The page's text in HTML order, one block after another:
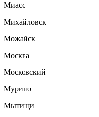
Миасс
Михайловск
Можайск
Москва
Московский
Мурино
Мытищи